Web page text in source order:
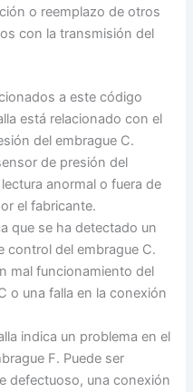
o reemplazo de otros
con la transmisión del
a este código
está relacionado con el
del embrague C.
de presión del
anormal o fuera de
el fabricante.
que se ha detectado un
control del embrague C.
mal funcionamiento del
o una falla en la conexión
indica un problema en el
F. Puede ser
defectuoso, una conexión